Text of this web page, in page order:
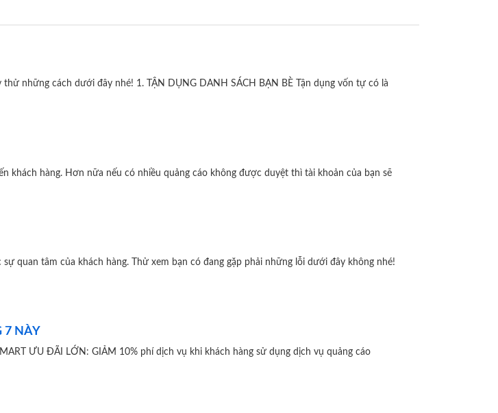
những cách dưới đây nhé! 1. TẬN DỤNG DANH SÁCH BẠN BÈ Tận dụng vốn tự có là
khách hàng. Hơn nữa nếu có nhiều quảng cáo không được duyệt thì tài khoản của bạn sẽ
quan tâm của khách hàng. Thử xem bạn có đang gặp phải những lỗi dưới đây không nhé!
7 NÀY
ƯU ĐÃI LỚN: GIẢM 10% phí dịch vụ khi khách hàng sử dụng dịch vụ quảng cáo